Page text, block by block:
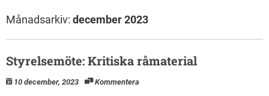
Månadsarkiv: december 2023
Styrelsemöte: Kritiska råmaterial
10 december, 2023 Kommentera